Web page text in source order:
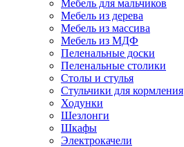
Мебель для мальчиков
Мебель из дерева
Мебель из массива
Мебель из МДФ
Пеленальные доски
Пеленальные столики
Столы и стулья
Стульчики для кормления
Ходунки
Шезлонги
Шкафы
Электрокачели